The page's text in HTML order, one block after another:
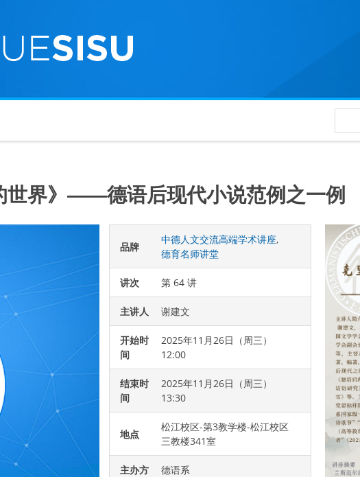
世界》——德语后现代小说范例之一例
品牌
中德人文交流高端学术讲座,
德育名师讲堂
讲次 第 64 讲
主讲人 谢建文
开始时
间
2025年11月26日（周三）
12:00
结束时
间
2025年11月26日（周三）
13:30
地点
松江校区-第3教学楼-松江校区
三教楼341室
主办方 德语系